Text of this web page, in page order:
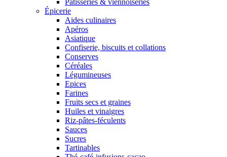
Pâtisseries & viennoiseries
Épicerie
Aides culinaires
Apéros
Asiatique
Confiserie, biscuits et collations
Conserves
Céréales
Légumineuses
Epices
Farines
Fruits secs et graines
Huiles et vinaigres
Riz-pâtes-féculents
Sauces
Sucres
Tartinables